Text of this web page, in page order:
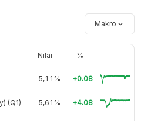
Makro
Nilai %
5,11% +0.08
(Q1) 5,61% +4.08